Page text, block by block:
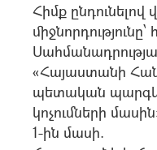
Հիմք
«Հայաստանի
պետական
կոչումների
1-ին մասի.